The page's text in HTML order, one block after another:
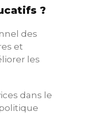
?
des
et
les
dans le